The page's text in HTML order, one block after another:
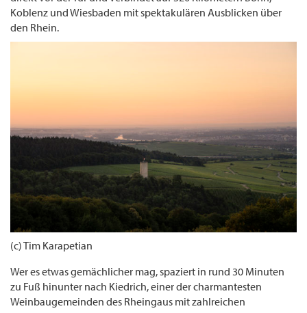
Koblenz und Wiesbaden mit spektakulären Ausblicken über
den Rhein.
(c) Tim Karapetian
Wer es etwas gemächlicher mag, spaziert in rund 30 Minuten
zu Fuß hinunter nach Kiedrich, einer der charmantesten
Weinbaugemeinden des Rheingaus mit zahlreichen